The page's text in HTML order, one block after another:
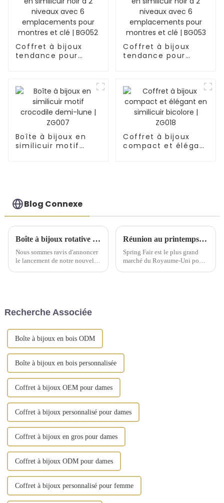
emplacements |
BG051
Coffret à bijoux
tendance pour
emplacements
pour montres et clé
| BG052
Coffret à bijoux
tendance pour
emplacements
pour montres et clé
| BG053
Boîte à bijoux en
similicuir motif
Coffret à bijoux
compact et élégant
Blog Connexe
Boîte à bijoux rotative élégante : un incontournable pour chaque collection
Nous sommes ravis d'annoncer
le lancement de notre nouvelle
des finitions dorées vintage.
Réunion au printemps 2025 du Comité exécutif national de Birmingham
Spring Fair est le plus grand
marché du Royaume-Uni pour
Recherche Associée
Boîte à bijoux en bois ODM
Boîte à bijoux en bois personnalisée
Coffret à bijoux OEM pour dames
Coffret à bijoux personnalisé pour dames
Coffret à bijoux en gros pour dames
Coffret à bijoux ODM pour dames
Coffret à bijoux personnalisé pour femme